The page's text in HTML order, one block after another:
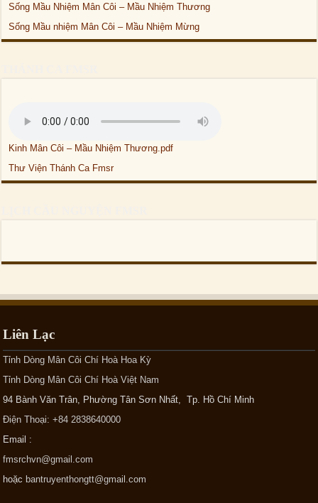
Sống Mầu Nhiệm Mân Côi – Mầu Nhiệm Thương
Sống Mầu nhiệm Mân Côi – Mầu Nhiệm Mừng
Kinh Mân Côi – Mầu Nhiệm Thương.pdf
Thư Viện Thánh Ca Fmsr
Liên Lạc
Tỉnh Dòng Mân Côi Chí Hoà Hoa Kỳ
Tỉnh Dòng Mân Côi Chí Hoà Việt Nam
94 Bành Văn Trân, Phường Tân Sơn Nhất, Tp. Hồ Chí Minh
Điện Thoại: +84 2838640000
Email :
fmsrchvn@gmail.com
hoặcbantruyenthongtt@gmail.com